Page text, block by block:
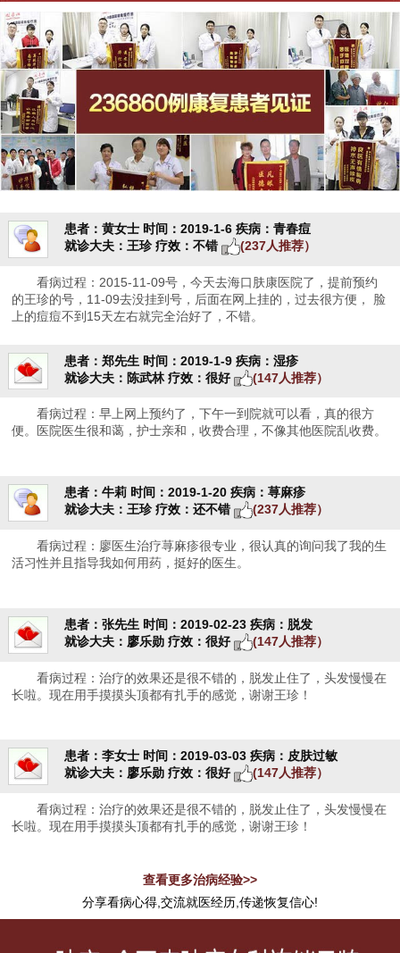
患者：黄女士 时间：2019-1-6 疾病：青春痘
就诊大夫：王珍 疗效：不错 (237人推荐）
看病过程：2015-11-09号，今天去海口肤康医院了，提前预约
的王珍的号，11-09去没挂到号，后面在网上挂的，过去很方便， 脸
上的痘痘不到15天左右就完全治好了，不错。
患者：郑先生 时间：2019-1-9 疾病：湿疹
就诊大夫：陈武林 疗效：很好 (147人推荐）
看病过程：早上网上预约了，下午一到院就可以看，真的很方
便。医院医生很和蔼，护士亲和，收费合理，不像其他医院乱收费。
患者：牛莉 时间：2019-1-20 疾病：荨麻疹
就诊大夫：王珍 疗效：还不错 (237人推荐）
看病过程：廖医生治疗荨麻疹很专业，很认真的询问我了我的生
活习性并且指导我如何用药，挺好的医生。
患者：张先生 时间：2019-02-23 疾病：脱发
就诊大夫：廖乐勋 疗效：很好 (147人推荐）
看病过程：治疗的效果还是很不错的，脱发止住了，头发慢慢在
长啦。现在用手摸摸头顶都有扎手的感觉，谢谢王珍！
患者：李女士 时间：2019-03-03 疾病：皮肤过敏
就诊大夫：廖乐勋 疗效：很好 (147人推荐）
看病过程：治疗的效果还是很不错的，脱发止住了，头发慢慢在
长啦。现在用手摸摸头顶都有扎手的感觉，谢谢王珍！
查看更多治病经验>>
分享看病心得,交流就医经历,传递恢复信心!